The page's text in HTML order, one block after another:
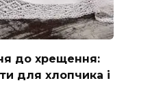
до хрещення:
для хлопчика і